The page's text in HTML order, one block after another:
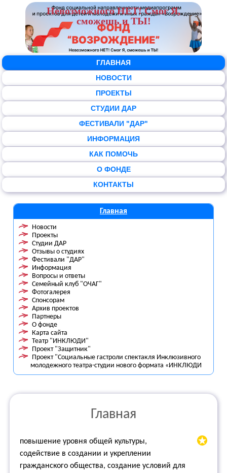
Невозможного НЕТ! Смог Я,
сможешь и ТЫ!
ГЛАВНАЯ
НОВОСТИ
ПРОЕКТЫ
СТУДИИ ДАР
ФЕСТИВАЛИ "ДАР"
ИНФОРМАЦИЯ
КАК ПОМОЧЬ
О ФОНДЕ
КОНТАКТЫ
Главная
Новости
Проекты
Студии ДАР
Отзывы о студиях
Фестивали "ДАР"
Информация
Вопросы и ответы
Семейный клуб "ОЧАГ"
Фотогалерея
Спонсорам
Архив проектов
Партнеры
О фонде
Карта сайта
Театр "ИНКЛЮДИ"
Проект "Защитник"
Проект "Социальные гастроли спектакля Инклюзивного
молодежного театра-студии нового формата «ИНКЛЮДИ
Главная
повышение уровня общей культуры,
содействие в создании и укреплении
гражданского общества, создание условий для